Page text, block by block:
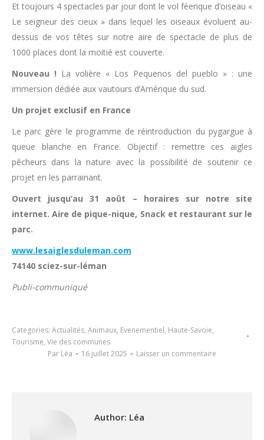
Et toujours 4 spectacles par jour dont le vol féerique d’oiseau «
Le seigneur des cieux » dans lequel les oiseaux évoluent au-
dessus de vos têtes sur notre aire de spectacle de plus de
1000 places dont la moitié est couverte.
Nouveau ! La volière « Los Pequenos del pueblo » : une
immersion dédiée aux vautours d’Amérique du sud.
Un projet exclusif en France
Le parc gère le programme de réintroduction du pygargue à
queue blanche en France. Objectif : remettre ces aigles
pêcheurs dans la nature avec la possibilité de soutenir ce
projet en les parrainant.
Ouvert jusqu’au 31 août – horaires sur notre site
internet. Aire de pique-nique, Snack et restaurant sur le
parc.
www.lesaiglesduleman.com
74140 sciez-sur-léman
Publi-communiqué
Categories: Actualités, Animaux, Evenementiel, Haute-Savoie,
Tourisme, Vie des communes
Par Léa 16 juillet 2025 Laisser un commentaire
Author: Léa